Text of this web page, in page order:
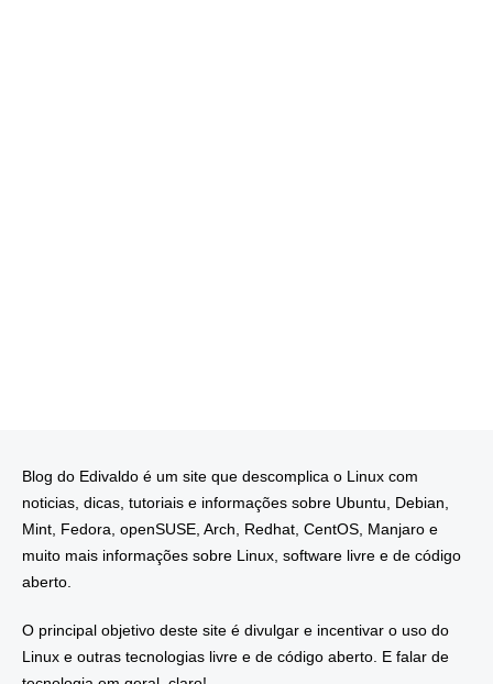
Blog do Edivaldo é um site que descomplica o Linux com
noticias, dicas, tutoriais e informações sobre Ubuntu, Debian,
Mint, Fedora, openSUSE, Arch, Redhat, CentOS, Manjaro e
muito mais informações sobre Linux, software livre e de código
aberto.
O principal objetivo deste site é divulgar e incentivar o uso do
Linux e outras tecnologias livre e de código aberto. E falar de